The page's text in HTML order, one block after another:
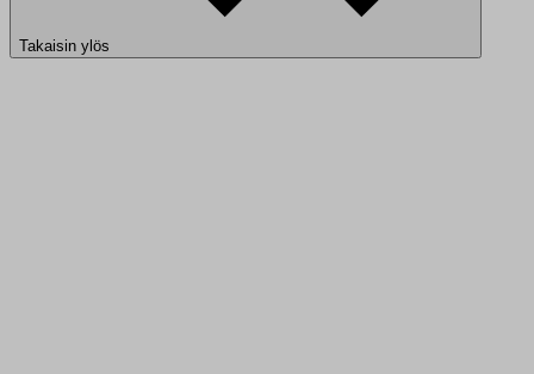
Takaisin ylös